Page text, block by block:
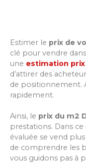
Estimer le prix de
clé pour vendre
une estimation prix
d’attirer des
de positionnement.
rapidement.
Ainsi, le prix du m2
prestations. Dans
évaluée se vend
de comprendre les
vous guidons pas à